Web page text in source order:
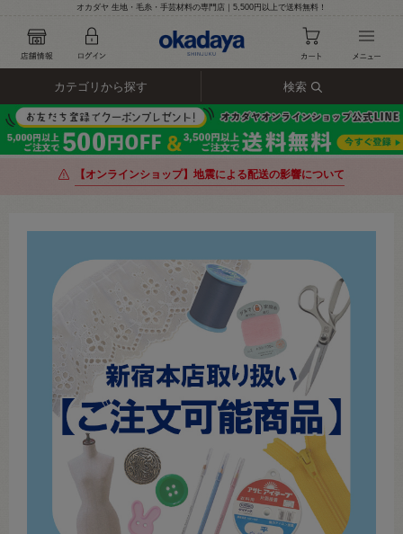
オカダヤ 生地・毛糸・手芸材料の専門店｜5,500円以上で送料無料！
カテゴリから探す 検索
【オンラインショップ】地震による配送の影響について